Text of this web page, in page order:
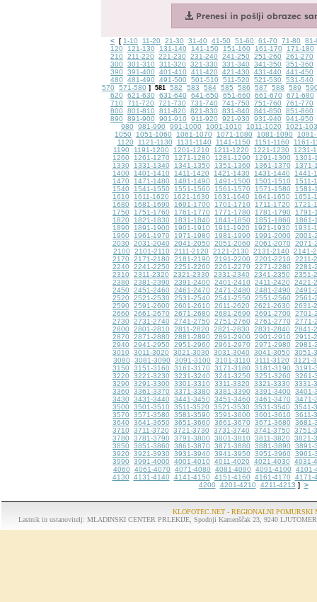
< [ 1-10 11-20 21-30 31-40 41-50 51-60 61-70 71-80
81-
120
121-130 131-140 141-150 151-160 161-170
171-180
210
211-220 221-230 231-240 241-250 251-260
261-270
300
301-310 311-320 321-330 331-340 341-350
351-360
390
391-400 401-410 411-420 421-430 431-440
441-450
480
481-490 491-500 501-510 511-520 521-530
531-540
570
571-580 ] 581 582 583 584 585 586 587 588 589
620
621-630 631-640 641-650 651-660 661-670
671-680
710
711-720 721-730 731-740 741-750 751-760
761-770
800
801-810 811-820 821-830 831-840 841-850
851-860
890
891-900 901-910 911-920 921-930 931-940
941-950
980
981-990 991-1000 1001-1010 1011-1020
1021-
1050
1051-1060 1061-1070 1071-1080 1081-1090
1120
1121-1130 1131-1140 1141-1150 1151-1160
1161-
1190
1191-1200 1201-1210 1211-1220 1221-1230
1231-
1260
1261-1270 1271-1280 1281-1290 1291-1300
1301-
1330
1331-1340 1341-1350 1351-1360 1361-1370
1371-
1400
1401-1410 1411-1420 1421-1430 1431-1440
1441-
1470
1471-1480 1481-1490 1491-1500 1501-1510
1511-
1540
1541-1550 1551-1560 1561-1570 1571-1580
1581-
1610
1611-1620 1621-1630 1631-1640 1641-1650
1651-
1680
1681-1690 1691-1700 1701-1710 1711-1720
1721-
1750
1751-1760 1761-1770 1771-1780 1781-1790
1791-
1820
1821-1830 1831-1840 1841-1850 1851-1860
1861-
1890
1891-1900 1901-1910 1911-1920 1921-1930
1931-
1960
1961-1970 1971-1980 1981-1990 1991-2000
2001-
2030
2031-2040 2041-2050 2051-2060 2061-2070
2071-
2100
2101-2110 2111-2120 2121-2130 2131-2140
2141-
2170
2171-2180 2181-2190 2191-2200 2201-2210
2211-
2240
2241-2250 2251-2260 2261-2270 2271-2280
2281-
2310
2311-2320 2321-2330 2331-2340 2341-2350
2351-
2380
2381-2390 2391-2400 2401-2410 2411-2420
2421-
2450
2451-2460 2461-2470 2471-2480 2481-2490
2491-
2520
2521-2530 2531-2540 2541-2550 2551-2560
2561-
2590
2591-2600 2601-2610 2611-2620 2621-2630
2631-
2660
2661-2670 2671-2680 2681-2690 2691-2700
2701-
2730
2731-2740 2741-2750 2751-2760 2761-2770
2771-
2800
2801-2810 2811-2820 2821-2830 2831-2840
2841-
2870
2871-2880 2881-2890 2891-2900 2901-2910
2911-
2940
2941-2950 2951-2960 2961-2970 2971-2980
2981-
3010
3011-3020 3021-3030 3031-3040 3041-3050
3051-
3080
3081-3090 3091-3100 3101-3110 3111-3120
3121-
3150
3151-3160 3161-3170 3171-3180 3181-3190
3191-
3220
3221-3230 3231-3240 3241-3250 3251-3260
3261-
3290
3291-3300 3301-3310 3311-3320 3321-3330
3331-
3360
3361-3370 3371-3380 3381-3390 3391-3400
3401-
3430
3431-3440 3441-3450 3451-3460 3461-3470
3471-
3500
3501-3510 3511-3520 3521-3530 3531-3540
3541-
3570
3571-3580 3581-3590 3591-3600 3601-3610
3611-
3640
3641-3650 3651-3660 3661-3670 3671-3680
3681-
3710
3711-3720 3721-3730 3731-3740 3741-3750
3751-
3780
3781-3790 3791-3800 3801-3810 3811-3820
3821-
3850
3851-3860 3861-3870 3871-3880 3881-3890
3891-
3920
3921-3930 3931-3940 3941-3950 3951-3960
3961-
3990
3991-4000 4001-4010 4011-4020 4021-4030
4031-
4060
4061-4070 4071-4080 4081-4090 4091-4100
4101-
4130
4131-4140 4141-4150 4151-4160 4161-4170
4171-
4200
4201-4210 4211-4213 ] >
KLOPOTEC.NET - REGIONALNI POMURSKI
Lastnik in ustanovitelj: MLADINSKI CENTER PRLEKIJE, Spodnji Kamenščak 23, 9240